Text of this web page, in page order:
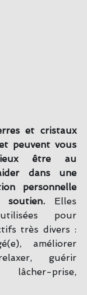
et cristaux
peuvent vous
être au
dans une
personnelle
soutien. Elles
pour
très divers :
améliorer
guérir
lâcher-prise,